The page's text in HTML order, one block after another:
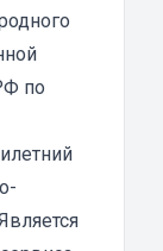
Сумма
и
случае
после
от
70 до
по